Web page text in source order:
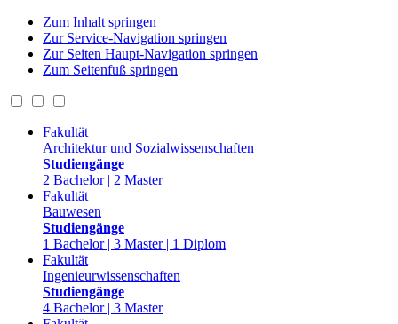
Zum Inhalt springen
Zur Service-Navigation springen
Zur Seiten Haupt-Navigation springen
Zum Seitenfuß springen
Fakultät
Architektur und Sozialwissenschaften
Studiengänge
2 Bachelor | 2 Master
Fakultät
Bauwesen
Studiengänge
1 Bachelor | 3 Master | 1 Diplom
Fakultät
Ingenieurwissenschaften
Studiengänge
4 Bachelor | 3 Master